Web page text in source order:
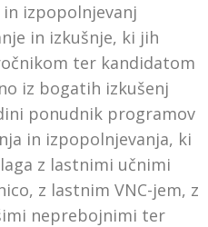
izpopolnjevanj
in izkušnje, ki jih
ter kandidatom
iz bogatih izkušenj
ponudnik programov
in izpopolnjevanja, ki
z lastnimi učnimi
z lastnim VNC-jem, z
neprebojnimi ter